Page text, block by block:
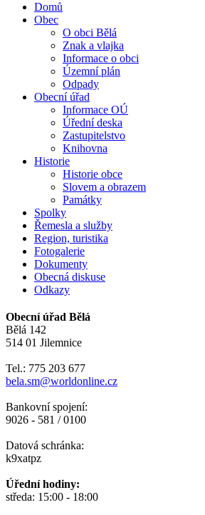
Domů
Obec
O obci Bělá
Znak a vlajka
Informace o obci
Územní plán
Odpady
Obecní úřad
Informace OÚ
Úřední deska
Zastupitelstvo
Knihovna
Historie
Historie obce
Slovem a obrazem
Památky
Spolky
Řemesla a služby
Region, turistika
Fotogalerie
Dokumenty
Obecná diskuse
Odkazy
Obecní úřad Bělá
Bělá 142
514 01 Jilemnice
Tel.: 775 203 677
bela.sm@worldonline.cz
Bankovní spojení:
9026 - 581 / 0100
Datová schránka:
k9xatpz
Úřední hodiny:
středa: 15:00 - 18:00